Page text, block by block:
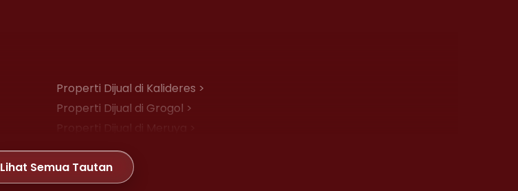
Properti Dijual di Kalideres >
Properti Dijual di Grogol >
Properti Dijual di Meruya >
Properti Dijual di Joglo >
Lihat Semua Tautan